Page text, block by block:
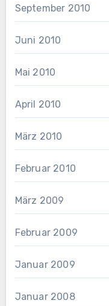
September 2010
Juni 2010
Mai 2010
April 2010
März 2010
Februar 2010
März 2009
Februar 2009
Januar 2009
Januar 2008